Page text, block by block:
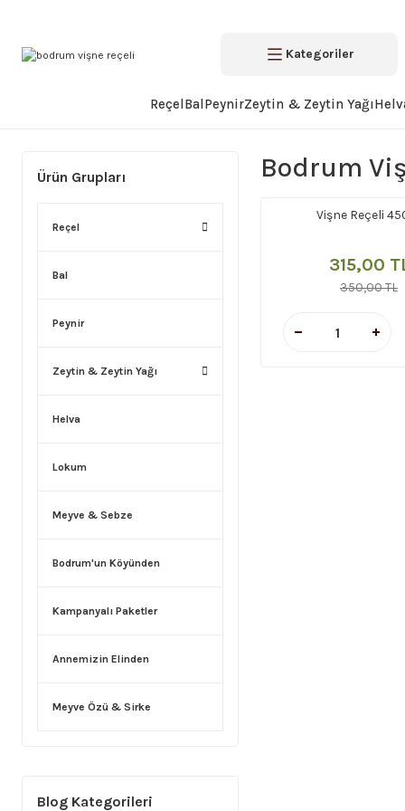
Kategoriler
ReçelBalPeynirZeytin & Zeytin Yağı
Ürün Grupları
Reçel
Bal
Peynir
Zeytin & Zeytin Yağı
Helva
Lokum
Meyve & Sebze
Bodrum'un Köyünden
Kampanyalı Paketler
Annemizin Elinden
Meyve Özü & Sirke
Blog Kategorileri
Bodrum
Vişne Reçeli
315,00
350,00 TL